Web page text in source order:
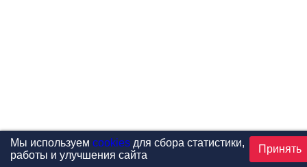
Мы используем cookiesдля сбора статистики,
работы и улучшения сайта
Принять